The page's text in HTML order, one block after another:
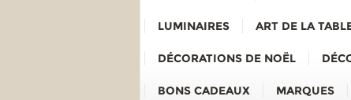
LUMINAIRES ART DE LA
DÉCORATIONS DE NOËL
BONS CADEAUX MARQUES